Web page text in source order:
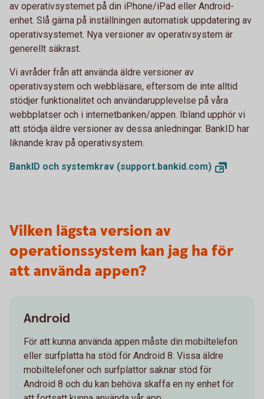
av operativsystemet på din iPhone/iPad eller Android-
enhet. Slå gärna på inställningen automatisk uppdatering av
operativsystemet. Nya versioner av operativsystem är
generellt säkrast.
Vi avråder från att använda äldre versioner av
operativsystem och webbläsare, eftersom de inte alltid
stödjer funktionalitet och användarupplevelse på våra
webbplatser och i internetbanken/appen. Ibland upphör vi
att stödja äldre versioner av dessa anledningar. BankID har
liknande krav på operativsystem.
BankID och systemkrav (support.bankid.com)
Vilken lägsta version av
operationssystem kan jag ha för
att använda appen?
Android
För att kunna använda appen måste din mobiltelefon
eller surfplatta ha stöd för Android 8. Vissa äldre
mobiltelefoner och surfplattor saknar stöd för
Android 8 och du kan behöva skaffa en ny enhet för